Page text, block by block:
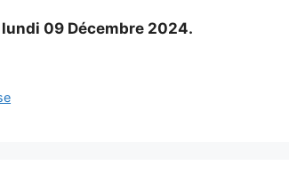
09 Décembre 2024.